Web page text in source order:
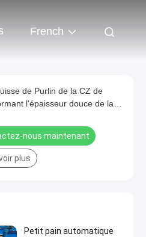
French
de Purlin de la CZ de
l'épaisseur douce de la
nous maintenant
plus
Petit pain automatique